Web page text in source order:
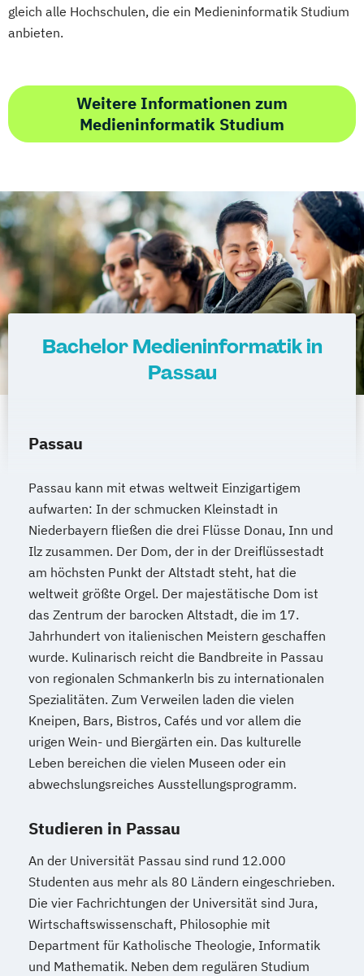
gleich alle Hochschulen, die ein Medieninformatik Studium
anbieten.
Weitere Informationen zum
Medieninformatik Studium
Bachelor Medieninformatik in
Passau
Passau
Passau kann mit etwas weltweit Einzigartigem
aufwarten: In der schmucken Kleinstadt in
Niederbayern fließen die drei Flüsse Donau, Inn und
Ilz zusammen. Der Dom, der in der Dreiflüssestadt
am höchsten Punkt der Altstadt steht, hat die
weltweit größte Orgel. Der majestätische Dom ist
das Zentrum der barocken Altstadt, die im 17.
Jahrhundert von italienischen Meistern geschaffen
wurde. Kulinarisch reicht die Bandbreite in Passau
von regionalen Schmankerln bis zu internationalen
Spezialitäten. Zum Verweilen laden die vielen
Kneipen, Bars, Bistros, Cafés und vor allem die
urigen Wein- und Biergärten ein. Das kulturelle
Leben bereichen die vielen Museen oder ein
abwechslungsreiches Ausstellungsprogramm.
Studieren in Passau
An der Universität Passau sind rund 12.000
Studenten aus mehr als 80 Ländern eingeschrieben.
Die vier Fachrichtungen der Universität sind Jura,
Wirtschaftswissenschaft, Philosophie mit
Department für Katholische Theologie, Informatik
und Mathematik. Neben dem regulären Studium